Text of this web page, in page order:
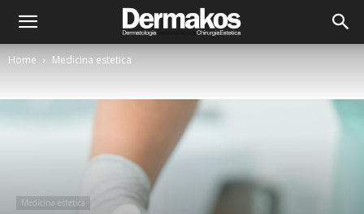
Home Medicina estetica
Medicina estetica